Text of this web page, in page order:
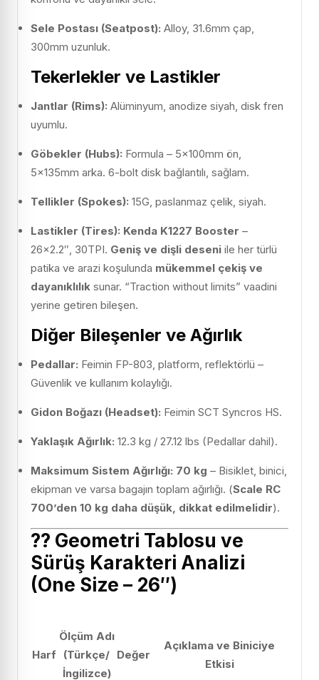
Sele Postası (Seatpost): Alloy, 31.6mm çap,
300mm uzunluk.
Tekerlekler ve Lastikler
Jantlar (Rims): Alüminyum, anodize siyah, disk fren
uyumlu.
Göbekler (Hubs): Formula – 5x100mm ön,
5x135mm arka. 6-bolt disk bağlantılı, sağlam.
Tellikler (Spokes): 15G, paslanmaz çelik, siyah.
Lastikler (Tires): Kenda K1227 Booster –
26×2.2″, 30TPI. Geniş ve dişli deseni ile her türlü
patika ve arazi koşulunda mükemmel çekiş ve
dayanıklılık sunar. “Traction without limits” vaadini
yerine getiren bileşen.
Diğer Bileşenler ve Ağırlık
Pedallar: Feimin FP-803, platform, reflektörlü –
Güvenlik ve kullanım kolaylığı.
Gidon Boğazı (Headset): Feimin SCT Syncros HS.
Yaklaşık Ağırlık: 12.3 kg / 27.12 lbs (Pedallar dahil).
Maksimum Sistem Ağırlığı: 70 kg – Bisiklet, binici,
ekipman ve varsa bagajın toplam ağırlığı. (Scale RC
700’den 10 kg daha düşük, dikkat edilmelidir).
?? Geometri Tablosu ve
Sürüş Karakteri Analizi
(One Size – 26″)
Harf
Ölçüm Adı
(Türkçe/
İngilizce)
Değer
Açıklama ve Biniciye
Etkisi